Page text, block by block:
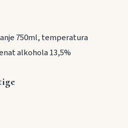
750ml, temperatura
alkohola 13,5%